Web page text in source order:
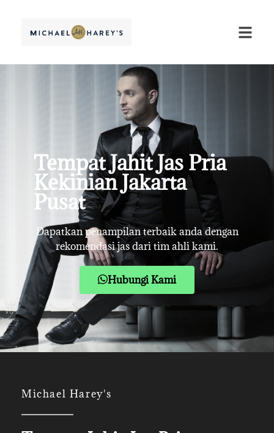
Tempat Jahit Jas Pria
Kekinian Jakarta
Pusat
Dapatkan penampilan terbaik anda dengan
rekomendasi jas dari tim ahli kami.
Hubungi Kami
Michael Harey's